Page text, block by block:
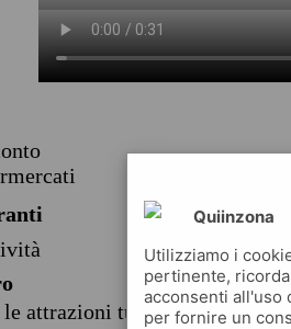
attrazioni turistiche
Quiinzona
Utilizziamo i
pertinente,
acconsenti all'uso
per fornire un